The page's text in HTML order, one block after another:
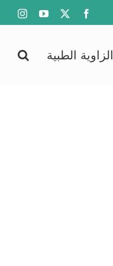
Facebook
X
YouTube
الزاوية الطبية